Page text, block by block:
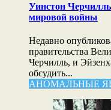
Уинстон
мировой войны
Недавно
правительства
Черчилль, и
обсудить...
АНОМАЛЬНЫЕ